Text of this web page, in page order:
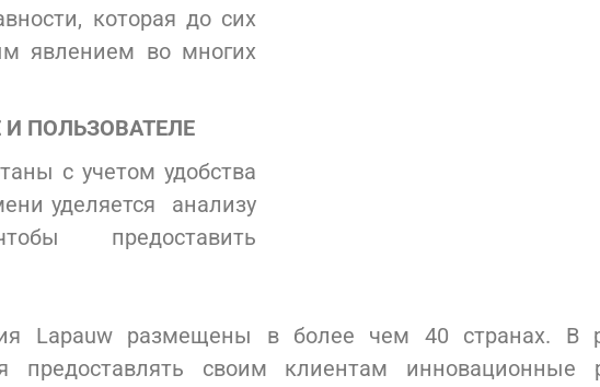
которая до сих
явлением во многих
ПОЛЬЗОВАТЕЛЕ
с учетом удобства
уделяется анализу
предоставить
Lapauw размещены в более чем 40 странах. В
предоставлять своим клиентам